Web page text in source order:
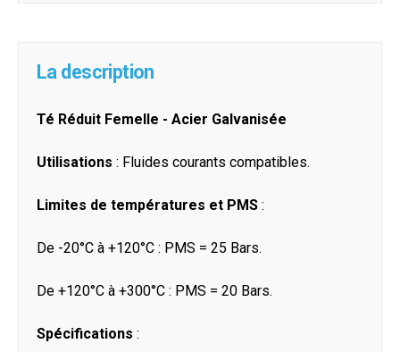
La description
Té Réduit Femelle - Acier Galvanisée
Utilisations : Fluides courants compatibles.
Limites de températures et PMS :
De -20°C à +120°C : PMS = 25 Bars.
De +120°C à +300°C : PMS = 20 Bars.
Spécifications :